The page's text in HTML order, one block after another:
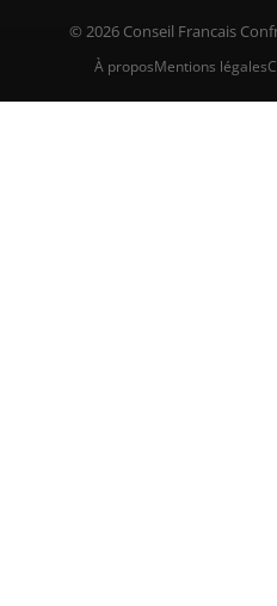
© 2026 Conseil Francais
À proposMentions légales